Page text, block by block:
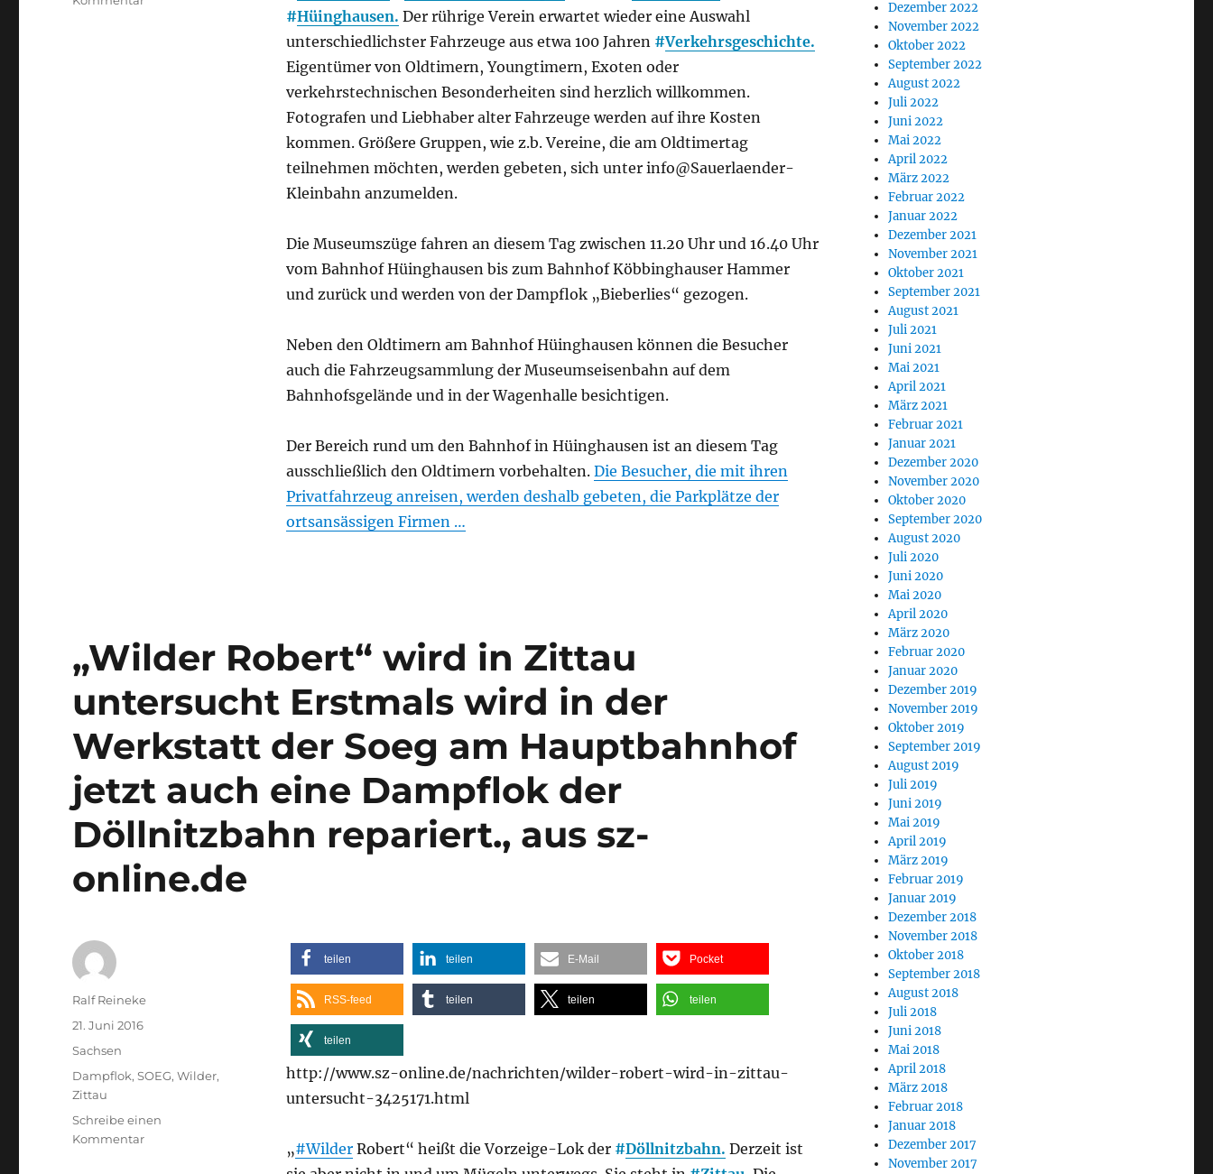
#Hüinghausen. Der rührige Verein erwartet wieder eine Auswahl
unterschiedlichster Fahrzeuge aus etwa 100 Jahren#Verkehrsgeschichte.
Eigentümer von Oldtimern, Youngtimern, Exoten oder
verkehrstechnischen Besonderheiten sind herzlich willkommen.
Fotografen und Liebhaber alter Fahrzeuge werden auf ihre Kosten
kommen. Größere Gruppen, wie z.b. Vereine, die am Oldtimertag
teilnehmen möchten, werden gebeten, sich unter info@Sauerlaender-
Kleinbahn anzumelden.
Die Museumszüge fahren an diesem Tag zwischen 11.20 Uhr und 16.40 Uhr
vom Bahnhof Hüinghausen bis zum Bahnhof Köbbinghauser Hammer
und zurück und werden von der Dampflok „Bieberlies“ gezogen.
Neben den Oldtimern am Bahnhof Hüinghausen können die Besucher
auch die Fahrzeugsammlung der Museumseisenbahn auf dem
Bahnhofsgelände und in der Wagenhalle besichtigen.
Der Bereich rund um den Bahnhof in Hüinghausen ist an diesem Tag
ausschließlich den Oldtimern vorbehalten. Die Besucher, die mit ihren
Privatfahrzeug anreisen, werden deshalb gebeten, die Parkplätze der
ortsansässigen Firmen …
„Wilder Robert“ wird in Zittau
untersucht Erstmals wird in der
Werkstatt der Soeg am Hauptbahnhof
jetzt auch eine Dampflok der
Döllnitzbahn repariert., aus sz-
online.de
teilen teilen E-Mail Pocket
RSS-feed teilen teilen teilen
teilen
http://www.sz-online.de/nachrichten/wilder-robert-wird-in-zittau-
untersucht-3425171.html
„#WilderRobert“ heißt die Vorzeige-Lok der#Döllnitzbahn. Derzeit ist
Autor
Ralf Reineke
Veröffentlicht
21. Juni 2016
Kategorien
Sachsen
Schlagwörter
Dampflok,SOEG,Wilder,
Zittau
Schreibe einen
Kommentarzu
Dezember 2022
November 2022
Oktober 2022
September 2022
August 2022
Juli 2022
Juni 2022
Mai 2022
April 2022
März 2022
Februar 2022
Januar 2022
Dezember 2021
November 2021
Oktober 2021
September 2021
August 2021
Juli 2021
Juni 2021
Mai 2021
April 2021
März 2021
Februar 2021
Januar 2021
Dezember 2020
November 2020
Oktober 2020
September 2020
August 2020
Juli 2020
Juni 2020
Mai 2020
April 2020
März 2020
Februar 2020
Januar 2020
Dezember 2019
November 2019
Oktober 2019
September 2019
August 2019
Juli 2019
Juni 2019
Mai 2019
April 2019
März 2019
Februar 2019
Januar 2019
Dezember 2018
November 2018
Oktober 2018
September 2018
August 2018
Juli 2018
Juni 2018
Mai 2018
April 2018
März 2018
Februar 2018
Januar 2018
Dezember 2017
November 2017